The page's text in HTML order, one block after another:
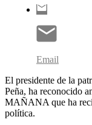
Email
El presidente de la
Peña, ha reconocido
MAÑANA que ha
política.